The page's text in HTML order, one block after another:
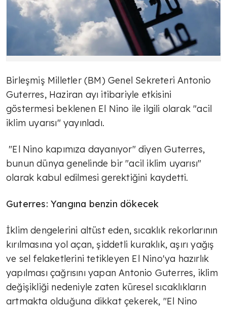
Birleşmiş Milletler (BM) Genel Sekreteri Antonio
Guterres, Haziran ayı itibariyle etkisini
göstermesi beklenen El Nino ile ilgili olarak "acil
iklim uyarısı" yayınladı.
"El Nino kapımıza dayanıyor" diyen Guterres,
bunun dünya genelinde bir "acil iklim uyarısı"
olarak kabul edilmesi gerektiğini kaydetti.
Guterres: Yangına benzin dökecek
İklim dengelerini altüst eden, sıcaklık rekorlarının
kırılmasına yol açan, şiddetli kuraklık, aşırı yağış
ve sel felaketlerini tetikleyen El Nino'ya hazırlık
yapılması çağrısını yapan Antonio Guterres, iklim
değişikliği nedeniyle zaten küresel sıcaklıkların
artmakta olduğuna dikkat çekerek, "El Nino